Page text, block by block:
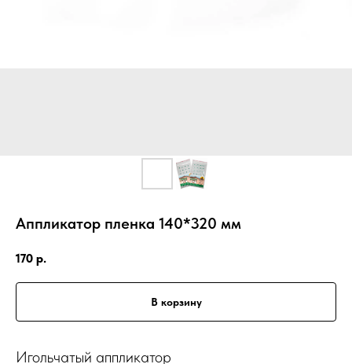
Аппликатор пленка 140*320 мм
170 р.
В корзину
Игольчатый аппликатор